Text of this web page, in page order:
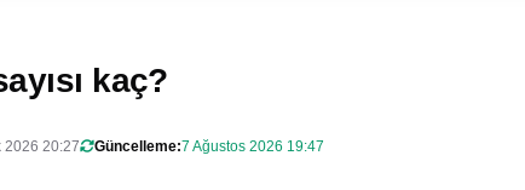
kaç?
2026 20:27 Güncelleme:7 Ağustos 2026 19:47